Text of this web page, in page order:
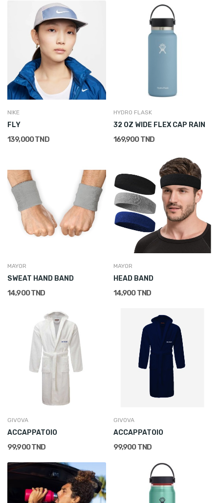
NIKE
FLY
139,000 TND
HYDRO FLASK
32 OZ WIDE FLEX CAP RAIN
169,900 TND
MAYOR
SWEAT HAND BAND
14,900 TND
MAYOR
HEAD BAND
14,900 TND
GIVOVA
ACCAPPATOIO
99,900 TND
GIVOVA
ACCAPPATOIO
99,900 TND